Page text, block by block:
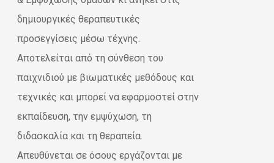
δημιουργικές θεραπευτικές
προσεγγίσεις μέσω τέχνης.
Αποτελείται από τη σύνθεση του
παιχνιδιού με βιωματικές μεθόδους και
τεχνικές και μπορεί να εφαρμοστεί στην
εκπαίδευση, την εμψύχωση, τη
διδασκαλία και τη θεραπεία.
Απευθύνεται σε όσους εργάζονται με